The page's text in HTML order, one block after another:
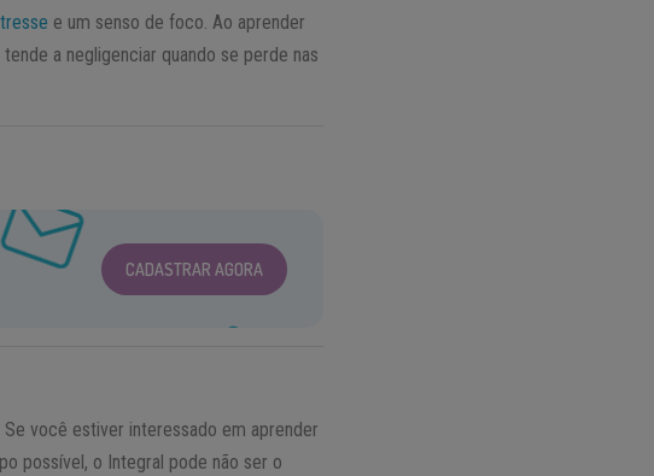
e um senso de foco. Ao aprender
a negligenciar quando se perde nas
CADASTRAR AGORA
você estiver interessado em aprender
possível, o Integral pode não ser o